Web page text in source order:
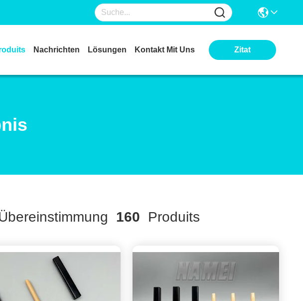
Nachrichten Lösungen Kontakt Mit Uns Zitat
160 Produits